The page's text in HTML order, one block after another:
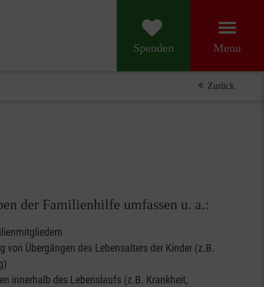
Spenden Menu
Zurück
der Familienhilfe umfassen u. a.:
von Übergängen des Lebensalters der Kinder (z.B.
innerhalb des Lebenslaufs (z.B. Krankheit,